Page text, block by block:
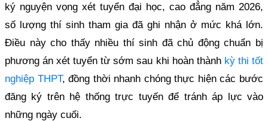
ký nguyện vọng xét tuyển đại học, cao đẳng năm 2026,
số lượng thí sinh tham gia đã ghi nhận ở mức khá lớn.
Điều này cho thấy nhiều thí sinh đã chủ động chuẩn bị
phương án xét tuyển từ sớm sau khi hoàn thành kỳ thi tốt
nghiệp THPT, đồng thời nhanh chóng thực hiện các bước
đăng ký trên hệ thống trực tuyến để tránh áp lực vào
những ngày cuối.